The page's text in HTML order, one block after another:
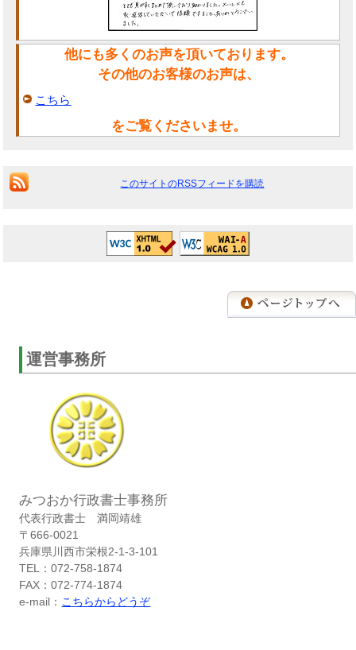
他にも多くのお声を頂いております。
その他のお客様のお声は、
こちら
をご覧くださいませ。
このサイトのRSSフィードを購読
運営事務所
みつおか行政書士事務所
代表行政書士 満岡靖雄
〒666-0021
兵庫県川西市栄根2-1-3-101
TEL：072-758-1874
FAX：072-774-1874
e-mail： こちらからどうぞ